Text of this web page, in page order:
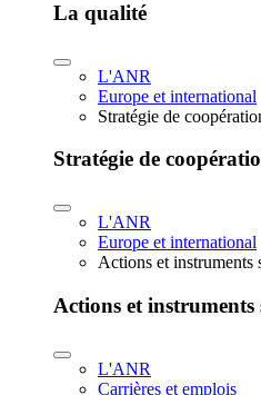
La qualité
L'ANR
Europe et international
Stratégie de
Stratégie de
L'ANR
Europe et international
Actions et instruments
Actions et instruments
L'ANR
Carrières et emplois